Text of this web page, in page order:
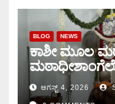
BLOG NEWS
ಕಾಶೀ ಮೂಲ
ಆರಂಭ.
ಆಗಸ್ಟ್ 4, 2026